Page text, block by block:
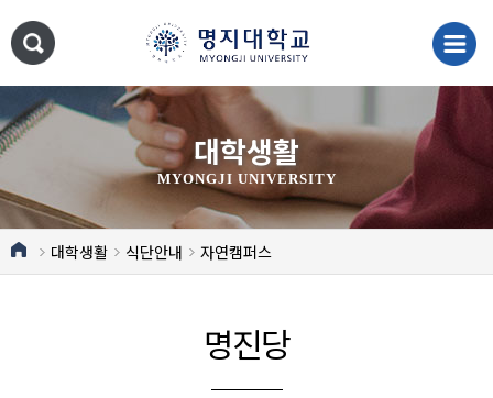
대학생활
MYONGJI UNIVERSITY
대학생활 식단안내 자연캠퍼스
명진당